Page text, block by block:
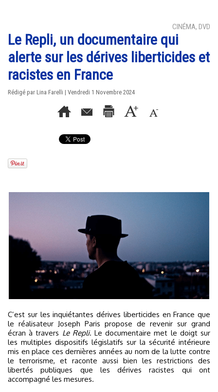
CINÉMA, DVD
Le Repli, un documentaire qui
alerte sur les dérives liberticides et
racistes en France
Rédigé par Lina Farelli | Vendredi 1 Novembre 2024
C’est sur les inquiétantes dérives liberticides en France que
le réalisateur Joseph Paris propose de revenir sur grand
écran à travers Le Repli. Le documentaire met le doigt sur
les multiples dispositifs législatifs sur la sécurité intérieure
mis en place ces dernières années au nom de la lutte contre
le terrorisme, et raconte aussi bien les restrictions des
libertés publiques que les dérives racistes qui ont
accompagné les mesures.